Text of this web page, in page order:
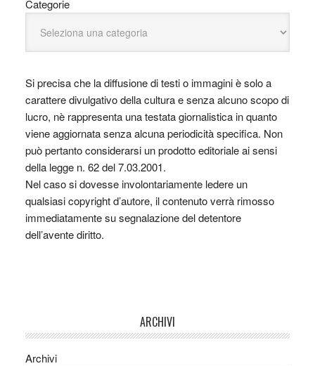
Categorie
Si precisa che la diffusione di testi o immagini è solo a
carattere divulgativo della cultura e senza alcuno scopo di
lucro, nè rappresenta una testata giornalistica in quanto
viene aggiornata senza alcuna periodicità specifica. Non
può pertanto considerarsi un prodotto editoriale ai sensi
della legge n. 62 del 7.03.2001.
Nel caso si dovesse involontariamente ledere un
qualsiasi copyright d’autore, il contenuto verrà rimosso
immediatamente su segnalazione del detentore
dell’avente diritto.
ARCHIVI
Archivi